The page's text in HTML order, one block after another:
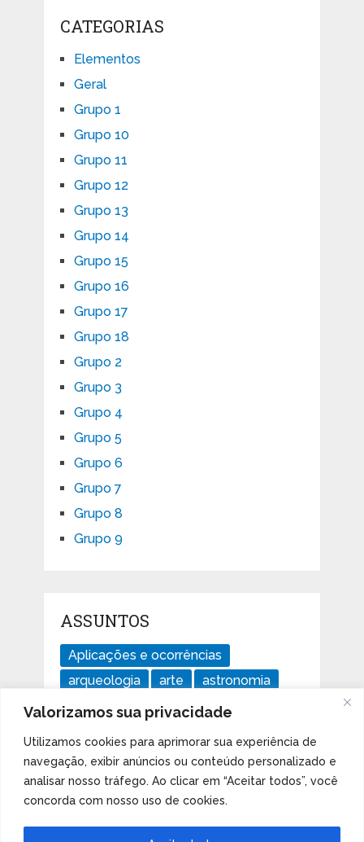
Valorizamos sua privacidade
Utilizamos cookies para aprimorar sua experiência de
navegação, exibir anúncios ou conteúdo personalizado e
analisar nosso tráfego. Ao clicar em “Aceitar todos”, você
concorda com nosso uso de cookies.
CATEGORIAS
Elementos
Geral
Grupo 1
Grupo 10
Grupo 11
Grupo 12
Grupo 13
Grupo 14
Grupo 15
Grupo 16
Grupo 17
Grupo 18
Grupo 2
Grupo 3
Grupo 4
Grupo 5
Grupo 6
Grupo 7
Grupo 8
Grupo 9
ASSUNTOS
Aplicações e ocorrências
arqueologia
arte
astronomia
ensaios
geologia
Livros
mudanças climáticas
notícias
Orbital d
Orbital f
Orbital p
Orbital s software